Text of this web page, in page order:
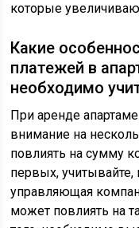
которые
Какие
платежей в
необходимо
При аренде
внимание на
повлиять на сумму
первых, учитывайте,
управляющая
может повлиять на